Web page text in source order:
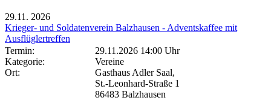
29.11. 2026
Krieger- und Soldatenverein Balzhausen - Adventskaffee mit
Ausflüglertreffen
Termin:
29.11.2026 14:00 Uhr
Kategorie:
Vereine
Ort:
Gasthaus Adler Saal,
St.-Leonhard-Straße 1
86483 Balzhausen